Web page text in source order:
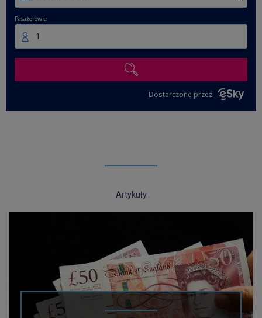
Pasażerowie
1
Dostarczone przez
Artykuły